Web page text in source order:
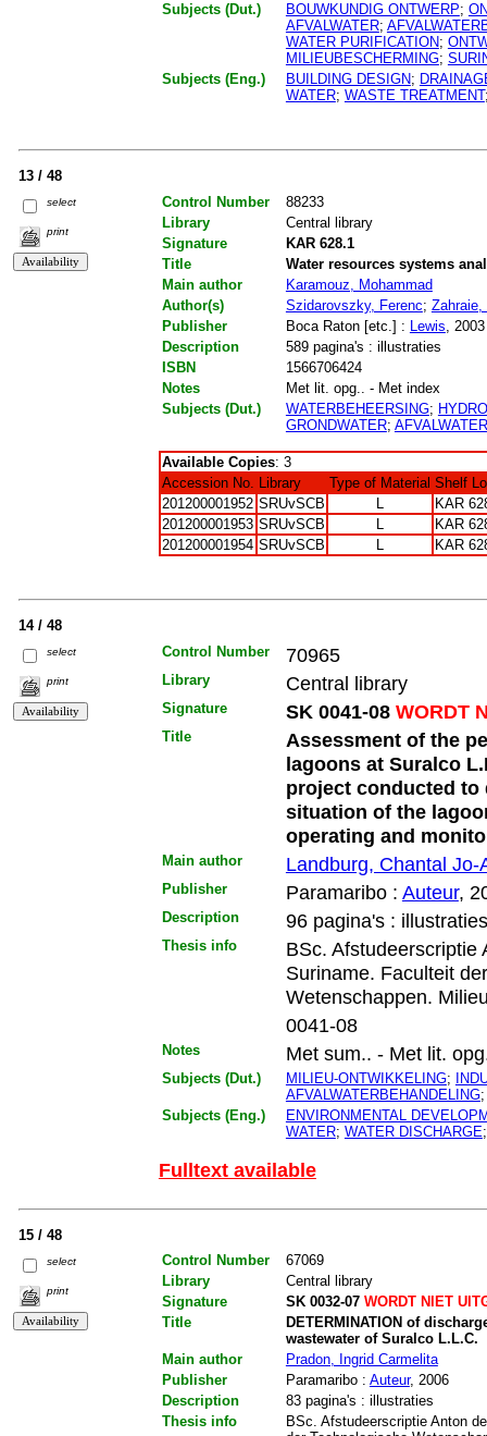
Subjects (Dut.)
BOUWKUNDIG ONTWERP;
AFVALWATER;
WATER PURIFICATION;
MILIEUBESCHERMING;
Subjects (Eng.)
BUILDING DESIGN;
WATER; WASTE TREATMENT
13 / 48
select
print
Control Number
88233
Library
Central library
Signature
KAR 628.1
Title
Water resources systems
Main author
Karamouz, Mohammad
Author(s)
Szidarovszky, Ferenc; Zahraie,
Publisher
Boca Raton [etc.] : Lewis , 2003
Description
589 pagina's : illustraties
ISBN
1566706424
Notes
Met lit. opg.. - Met index
Subjects (Dut.)
WATERBEHEERSING;
GRONDWATER;
Available Copies: 3
Accession No.
Library Type of Material Shelf
201200001952 SRUvSCB
KAR
201200001953 SRUvSCB
KAR
201200001954 SRUvSCB KAR
14 / 48
select
print
Control Number 70965
Library Central library
Signature SK 0041-08WORDT
Title
Assessment of the
lagoons at Suralco
project conducted to
situation of the
operating and
Main author Landburg, Chantal Jo-
Publisher Paramaribo : Auteur,
Description 96 pagina's : illustraties
Thesis info
BSc. Afstudeerscriptie
Suriname. Faculteit
Wetenschappen.
0041-08
Notes Met sum.. - Met lit.
Subjects (Dut.) MILIEU-ONTWIKKELING;
AFVALWATERBEHANDELING
Subjects (Eng.)
ENVIRONMENTAL
WATER; WATER DISCHARGE
Fulltext available
15 / 48
select
print
Control Number
67069
Library
Central library
Signature
SK 0032-07WORDT NIET
Title
DETERMINATION of
wastewater of Suralco L.L.C.
Main author
Pradon, Ingrid Carmelita
Publisher
Paramaribo : Auteur, 2006
Description
83 pagina's : illustraties
Thesis info
BSc. Afstudeerscriptie Anton